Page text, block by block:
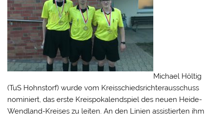
Michael Höltig
(TuS Hohnstorf) wurde vom Kreisschiedsrichterausschuss
nominiert, das erste Kreispokalendspiel des neuen Heide-
Wendland-Kreises zu leiten. An den Linien assistierten ihm